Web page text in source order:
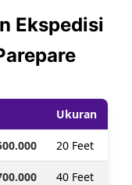
Ekspedisi
Ukuran
20 Feet
40 Feet